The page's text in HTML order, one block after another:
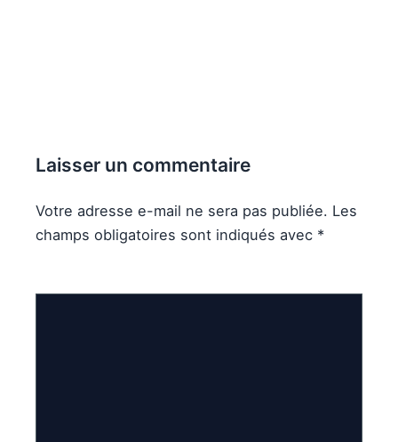
Laisser un commentaire
Votre adresse e-mail ne sera pas publiée. Les
champs obligatoires sont indiqués avec *